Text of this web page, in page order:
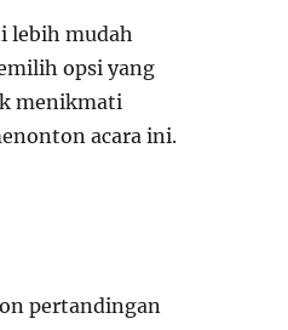
lebih mudah
opsi yang
menikmati
acara ini.
pertandingan